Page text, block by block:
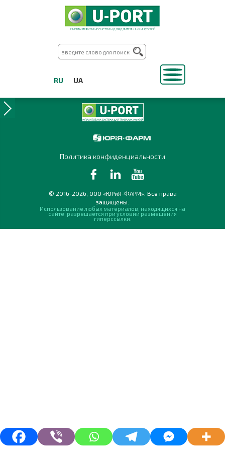
ИМПЛАНТИРУЕМЫЕ СИСТЕМЫ ДЛЯ ДЛИТЕЛЬНЫХ ИНФУЗИЙ
RU UA
Политика конфиденциальности
© 2016-2026, ООО «ЮРиЯ-ФАРМ». Все права
защищены.
Использование любых материалов, находящихся на
сайте, разрешается при условии размещения
гиперссылки.